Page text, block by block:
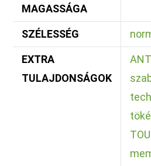
MAGASSÁGA
SZÉLESSÉG
EXTRA
TULAJDONSÁGOK